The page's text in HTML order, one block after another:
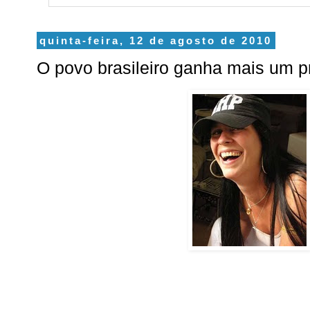
quinta-feira, 12 de agosto de 2010
O povo brasileiro ganha mais um